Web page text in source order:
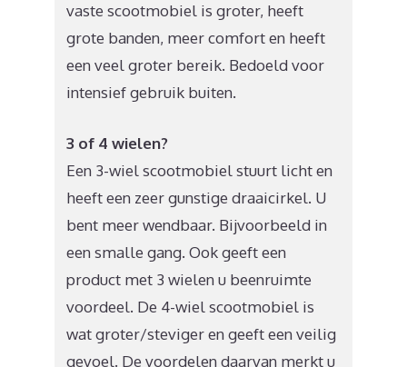
vaste scootmobiel is groter, heeft
grote banden, meer comfort en heeft
een veel groter bereik. Bedoeld voor
intensief gebruik buiten.
3 of 4 wielen?
Een 3-wiel scootmobiel stuurt licht en
heeft een zeer gunstige draaicirkel. U
bent meer wendbaar. Bijvoorbeeld in
een smalle gang. Ook geeft een
product met 3 wielen u beenruimte
voordeel. De 4-wiel scootmobiel is
wat groter/steviger en geeft een veilig
gevoel. De voordelen daarvan merkt u